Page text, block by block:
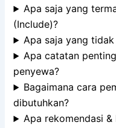
Apa saja yang
(Include)?
Apa saja yang
Apa catatan
penyewa?
Bagaimana cara
dibutuhkan?
Apa rekomendasi